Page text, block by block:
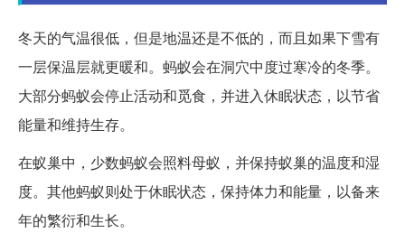
冬天的气温很低，但是地温还是不低的，而且如果下雪有
一层保温层就更暖和。蚂蚁会在洞穴中度过寒冷的冬季。
大部分蚂蚁会停止活动和觅食，并进入休眠状态，以节省
能量和维持生存。
在蚁巢中，少数蚂蚁会照料母蚁，并保持蚁巢的温度和湿
度。其他蚂蚁则处于休眠状态，保持体力和能量，以备来
年的繁衍和生长。